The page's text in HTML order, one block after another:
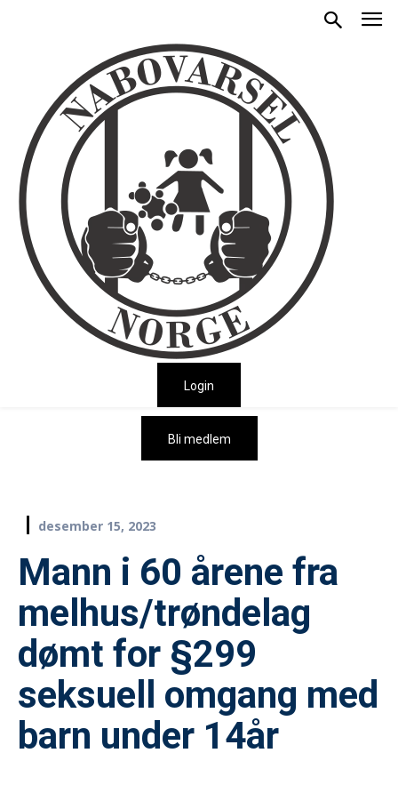
Login
Bli medlem
desember 15, 2023
Mann i 60 årene fra
melhus/trøndelag
dømt for §299
seksuell omgang med
barn under 14år